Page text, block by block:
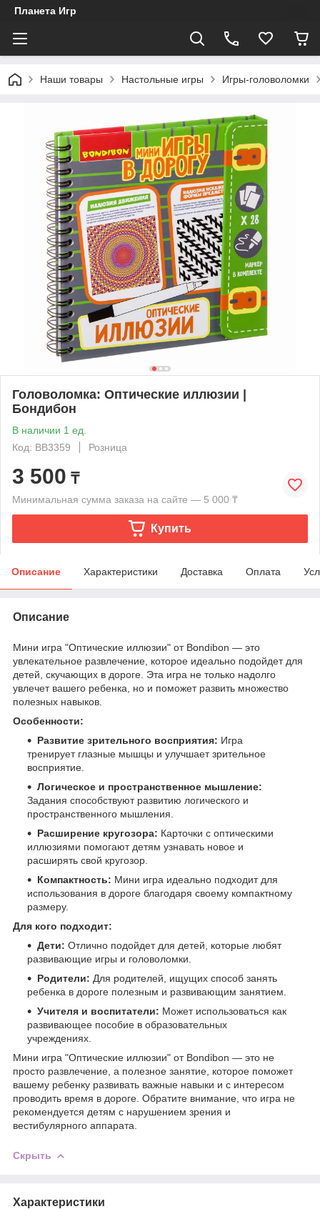
Планета Игр
Наши товары Настольные игры Игры-головоломки
Головоломка: Оптические иллюзии |
Бондибон
В наличии 1 ед.
Код: BB3359
Розница
3 500 ₸
Минимальная сумма заказа на сайте — 5 000 ₸
Купить
Описание Характеристики Доставка Оплата
Описание
Мини игра "Оптические иллюзии" от Bondibon — это
увлекательное развлечение, которое идеально подойдет для
детей, скучающих в дороге. Эта игра не только надолго
увлечет вашего ребенка, но и поможет развить множество
полезных навыков.
Особенности:
Развитие зрительного восприятия: Игра
тренирует глазные мышцы и улучшает зрительное
восприятие.
Логическое и пространственное мышление:
Задания способствуют развитию логического и
пространственного мышления.
Расширение кругозора: Карточки с оптическими
иллюзиями помогают детям узнавать новое и
расширять свой кругозор.
Компактность: Мини игра идеально подходит для
использования в дороге благодаря своему компактному
размеру.
Для кого подходит:
Дети: Отлично подойдет для детей, которые любят
развивающие игры и головоломки.
Родители: Для родителей, ищущих способ занять
ребенка в дороге полезным и развивающим занятием.
Учителя и воспитатели: Может использоваться как
развивающее пособие в образовательных
учреждениях.
Мини игра "Оптические иллюзии" от Bondibon — это не
просто развлечение, а полезное занятие, которое поможет
вашему ребенку развивать важные навыки и с интересом
проводить время в дороге. Обратите внимание, что игра не
рекомендуется детям с нарушением зрения и
вестибулярного аппарата.
Скрыть
Характеристики